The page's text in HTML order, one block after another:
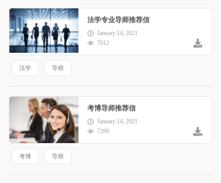
法学专业导师推荐信
January 14, 2021
7012
法学 导师
考博导师推荐信
January 14, 2021
7299
考博 导师